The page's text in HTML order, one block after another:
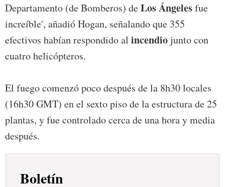
Departamento (de Bomberos) deLos Ángelesfue
increíble', añadió Hogan, señalando que 355
efectivos habían respondido al incendiojunto con
cuatro helicópteros.
El fuego comenzó poco después de la 8h30 locales
(16h30 GMT) en el sexto piso de la estructura de 25
plantas, y fue controlado cerca de una hora y media
después.
Boletín